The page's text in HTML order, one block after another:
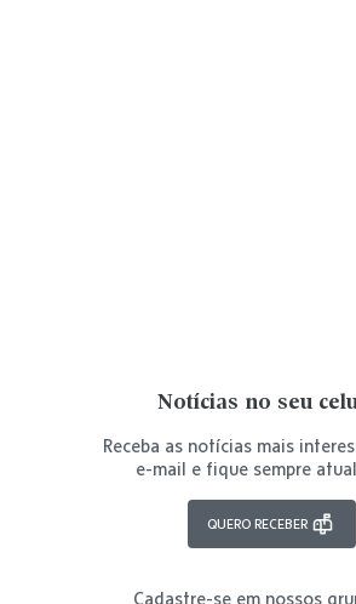
Notícias no seu
Receba as notícias mais
e-mail e fique sempre
QUERO RECEBER
Cadastre-se em nossos